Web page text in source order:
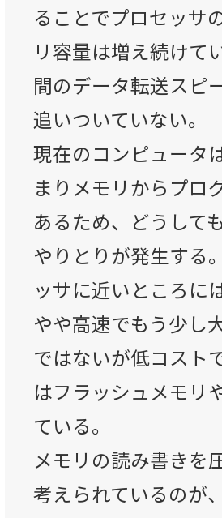
ることでプロセッサ
リ容量は増え続けて
間のデータ転送スピ
追いついていない。
現在のコンピュータ
まりメモリからプロ
あるため、どうして
やりとりが発生する
ッサに近いところに
やや高速でもう少し
ではないが低コスト
はフラッシュメモリ
ている。
メモリの読み書きを
考えられているのが